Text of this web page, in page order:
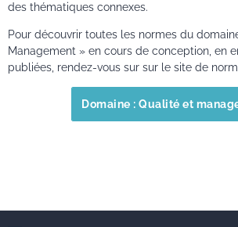
des thématiques connexes.
Pour découvrir toutes les normes du
Management » en cours de conception, en
publiées, rendez-vous sur sur le site de
Domaine : Qualité et